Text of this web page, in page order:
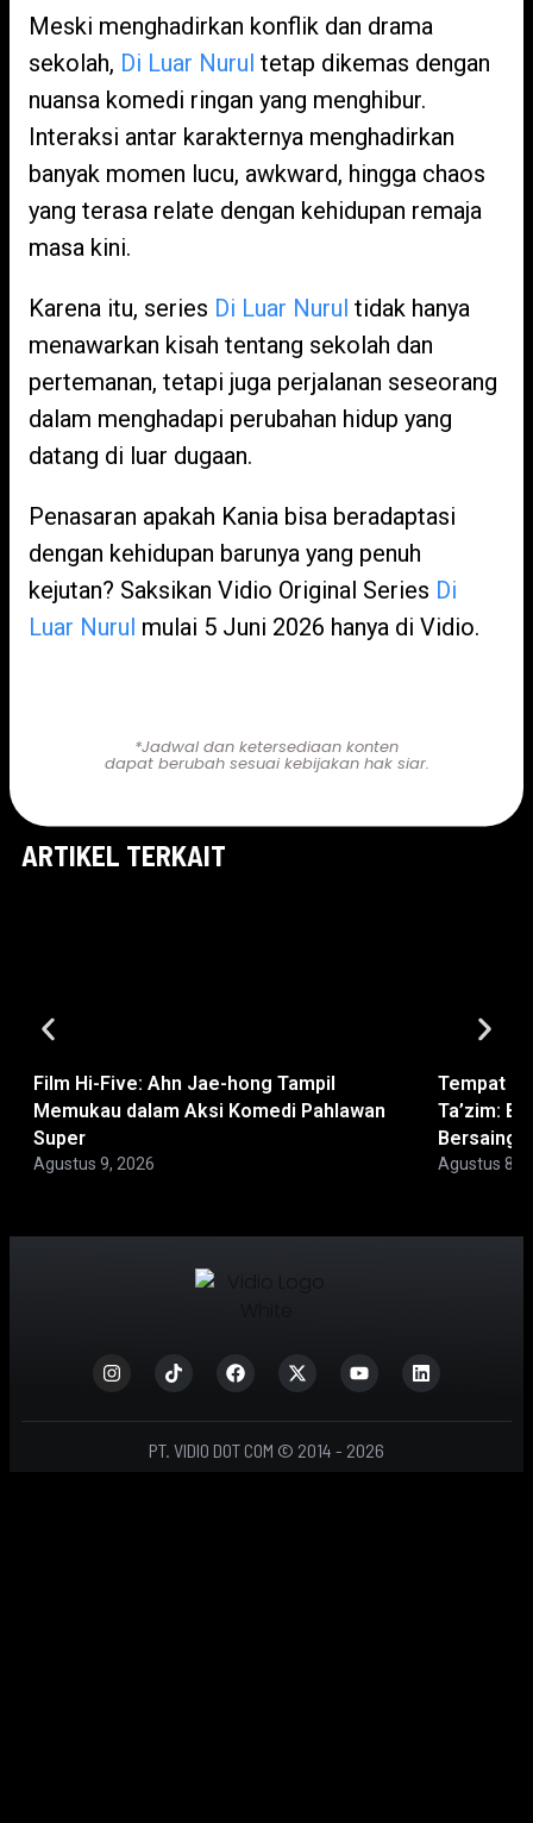
Meski menghadirkan konflik dan drama
sekolah, Di Luar Nurul tetap dikemas dengan
nuansa komedi ringan yang menghibur.
Interaksi antar karakternya menghadirkan
banyak momen lucu, awkward, hingga chaos
yang terasa relate dengan kehidupan remaja
masa kini.
Karena itu, series Di Luar Nurul tidak hanya
menawarkan kisah tentang sekolah dan
pertemanan, tetapi juga perjalanan seseorang
dalam menghadapi perubahan hidup yang
datang di luar dugaan.
Penasaran apakah Kania bisa beradaptasi
dengan kehidupan barunya yang penuh
kejutan? Saksikan Vidio Original Series Di
Luar Nurul mulai 5 Juni 2026 hanya di Vidio.
*Jadwal dan ketersediaan konten
dapat berubah sesuai kebijakan hak siar.
ARTIKEL TERKAIT
Film Hi-Five: Ahn Jae-hong Tampil
Memukau dalam Aksi Komedi Pahlawan
Super
Agustus 9, 2026
Tempat
Ta’zim:
Bersaing
Agustus 8,
PT. VIDIO DOT COM © 2014 - 2026